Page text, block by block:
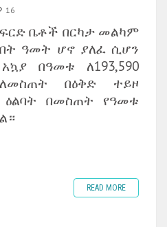
16
ፍርድ ቤቶች በርካታ መልካም
ዓመት ሆኖ ያለፈ ሲሆን
በዓመቱ ለ193,590
በዕቅድ ተይዞ
ዕልባት በመስጠት የዓመቱ
READ MORE